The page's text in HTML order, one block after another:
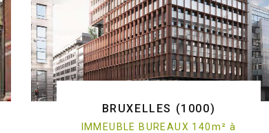
BRUXELLES (1000)
IMMEUBLE BUREAUX 140m² à